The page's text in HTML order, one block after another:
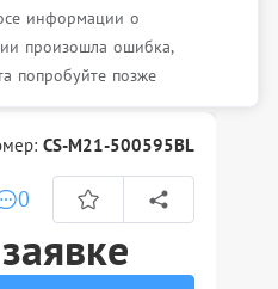
BMP21-
CS-M21-500595BL
0
информации о
произошла ошибка,
попробуйте позже